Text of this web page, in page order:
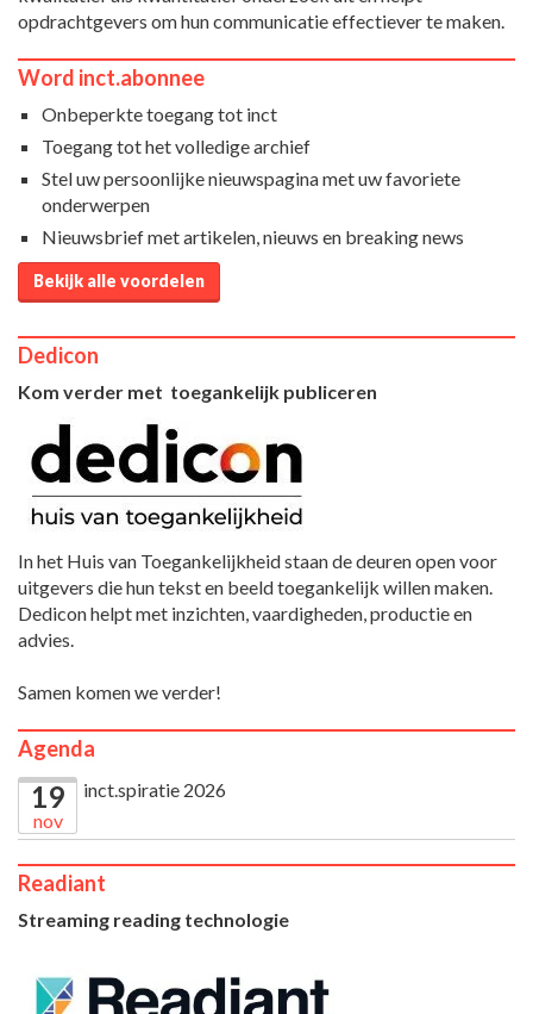
opdrachtgevers om hun communicatie effectiever te maken.
Word inct.abonnee
Onbeperkte toegang tot inct
Toegang tot het volledige archief
Stel uw persoonlijke nieuwspagina met uw favoriete
onderwerpen
Nieuwsbrief met artikelen, nieuws en breaking news
Bekijk alle voordelen
Dedicon
Kom verder met toegankelijk publiceren
In het Huis van Toegankelijkheid staan de deuren open voor
uitgevers die hun tekst en beeld toegankelijk willen maken.
Dedicon helpt met inzichten, vaardigheden, productie en
advies.
Samen komen we verder!
Agenda
19
nov
inct.spiratie 2026
Readiant
Streaming reading technologie